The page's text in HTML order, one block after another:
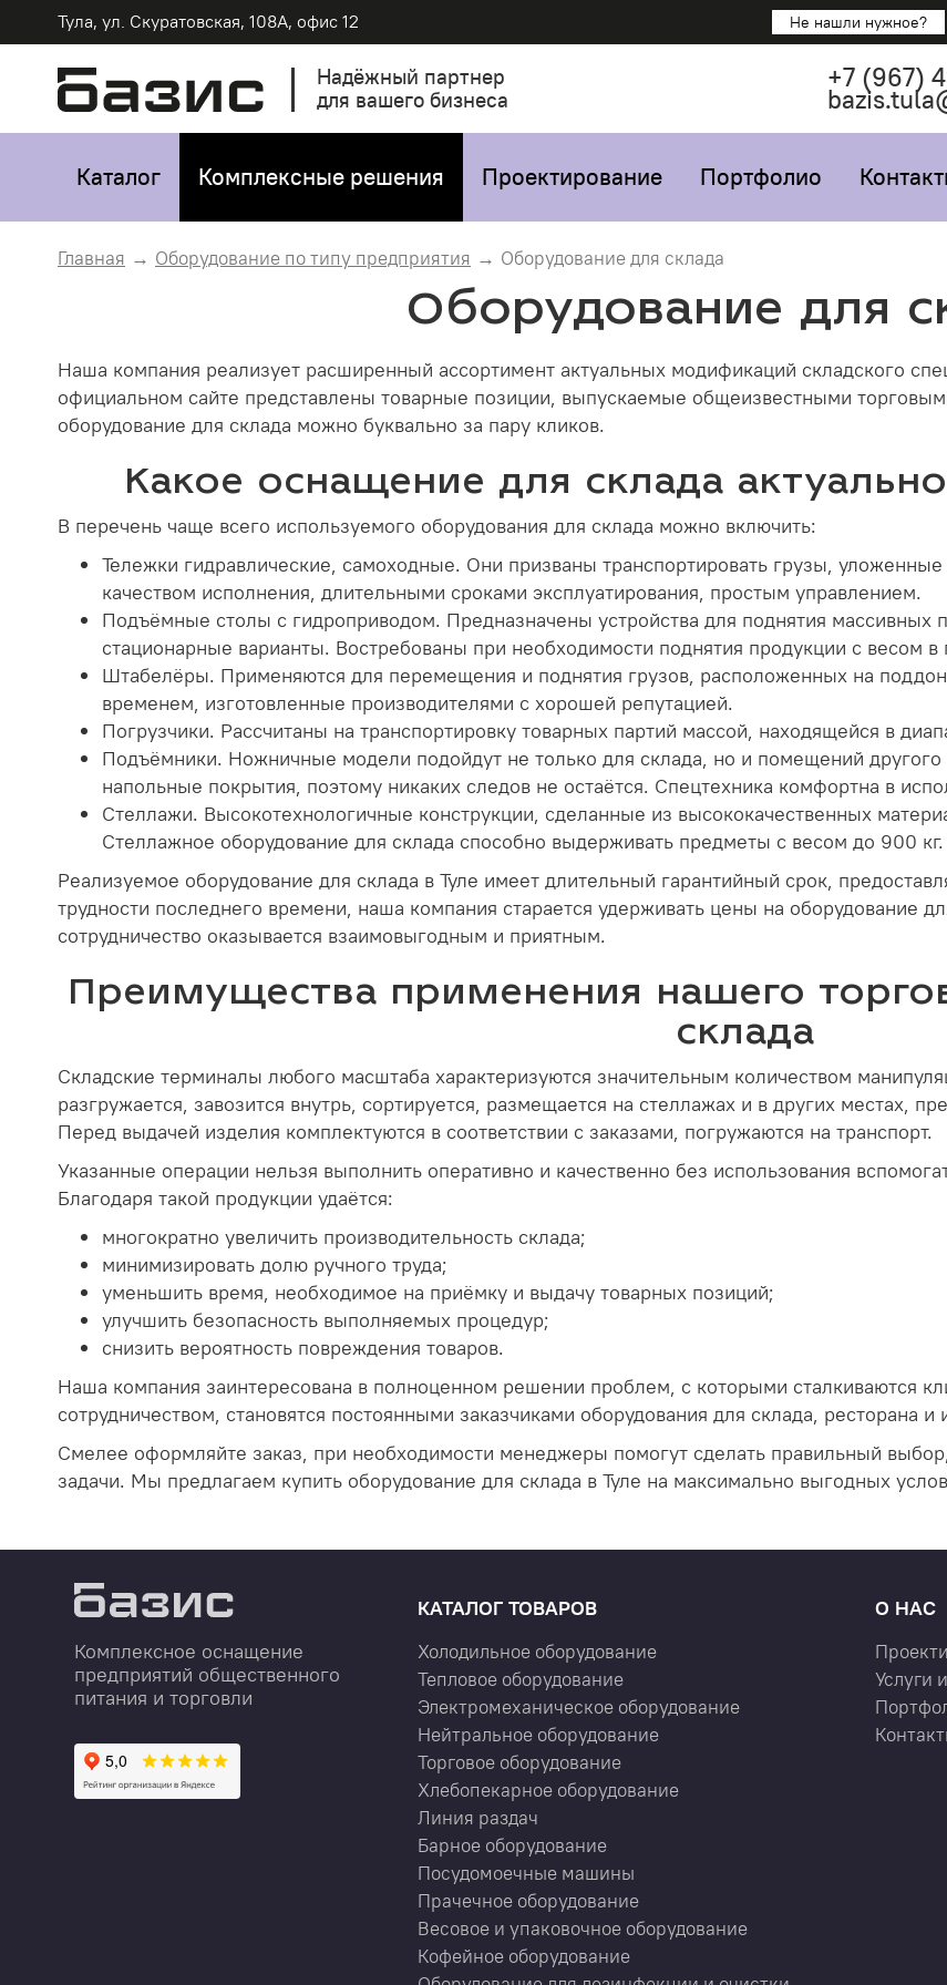
Тула, ул. Скуратовская, 108А, офис 12 Не нашли нужное?
Надёжный партнер
для вашего бизнеса
+7 (967)
Каталог Комплексные решения Проектирование Портфолио
Главная Оборудование по типу предприятия Оборудование для склада
Оборудование для
Наша компания реализует расширенный ассортимент актуальных модификаций складского
официальном сайте представлены товарные позиции, выпускаемые общеизвестными
оборудование для склада можно буквально за пару кликов.
Какое оснащение для склада
В перечень чаще всего используемого оборудования для склада можно включить:
Тележки гидравлические, самоходные. Они призваны транспортировать грузы,
качеством исполнения, длительными сроками эксплуатирования, простым управлением.
Подъёмные столы с гидроприводом. Предназначены устройства для поднятия
стационарные варианты. Востребованы при необходимости поднятия продукции с весом в
Штабелёры. Применяются для перемещения и поднятия грузов, расположенных на
временем, изготовленные производителями с хорошей репутацией.
Погрузчики. Рассчитаны на транспортировку товарных партий массой, находящейся в
Подъёмники. Ножничные модели подойдут не только для склада, но и помещений
напольные покрытия, поэтому никаких следов не остаётся. Спецтехника комфортна в
Стеллажи. Высокотехнологичные конструкции, сделанные из высококачественных
Стеллажное оборудование для склада способно выдерживать предметы с весом до 900 кг.
Реализуемое оборудование для склада в Туле имеет длительный гарантийный срок,
трудности последнего времени, наша компания старается удерживать цены на оборудование
сотрудничество оказывается взаимовыгодным и приятным.
Преимущества применения нашего
склада
Складские терминалы любого масштаба характеризуются значительным количеством
разгружается, завозится внутрь, сортируется, размещается на стеллажах и в других местах,
Перед выдачей изделия комплектуются в соответствии с заказами, погружаются на транспорт.
Указанные операции нельзя выполнить оперативно и качественно без использования
Благодаря такой продукции удаётся:
многократно увеличить производительность склада;
минимизировать долю ручного труда;
уменьшить время, необходимое на приёмку и выдачу товарных позиций;
улучшить безопасность выполняемых процедур;
снизить вероятность повреждения товаров.
Наша компания заинтересована в полноценном решении проблем, с которыми сталкиваются
сотрудничеством, становятся постоянными заказчиками оборудования для склада, ресторана и
Смелее оформляйте заказ, при необходимости менеджеры помогут сделать правильный
задачи. Мы предлагаем купить оборудование для склада в Туле на максимально выгодных
Комплексное оснащение
предприятий общественного
питания и торговли
КАТАЛОГ ТОВАРОВ
Холодильное оборудование
Тепловое оборудование
Электромеханическое оборудование
Нейтральное оборудование
Торговое оборудование
Хлебопекарное оборудование
Линия раздач
Барное оборудование
Посудомоечные машины
Прачечное оборудование
Весовое и упаковочное оборудование
Кофейное оборудование
О НАС
Услуги